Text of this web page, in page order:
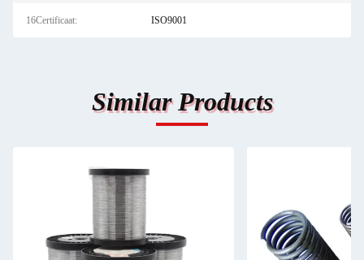
16Certificaat: ISO9001
Similar Products